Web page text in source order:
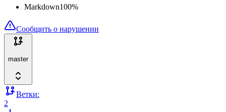
Markdown100%
Сообщить о нарушении
master
Ветки:
2